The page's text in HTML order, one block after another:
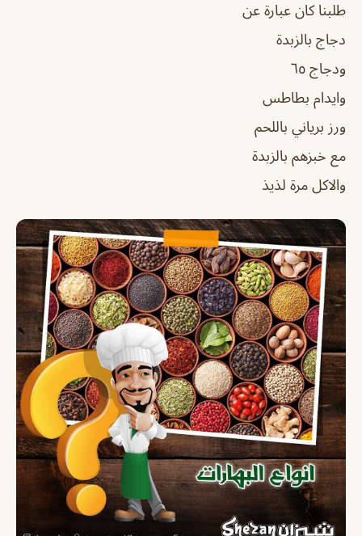
طلبنا كان عبارة عن
دجاج بالزبدة
ودجاج ٦٥
وايدام بطاطس
ورز برياني باللحم
مع خبزهم بالزبدة
والاكل مرة لذيذ